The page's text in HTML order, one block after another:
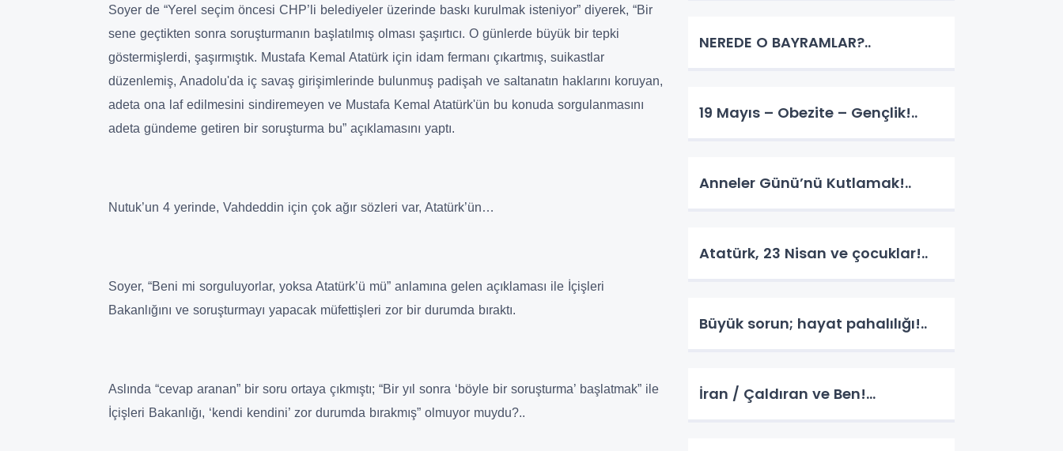
Soyer de “Yerel seçim öncesi CHP’li belediyeler üzerinde baskı kurulmak isteniyor” diyerek, “Bir
sene geçtikten sonra soruşturmanın başlatılmış olması şaşırtıcı. O günlerde büyük bir tepki
göstermişlerdi, şaşırmıştık. Mustafa Kemal Atatürk için idam fermanı çıkartmış, suikastlar
düzenlemiş, Anadolu'da iç savaş girişimlerinde bulunmuş padişah ve saltanatın haklarını koruyan,
adeta ona laf edilmesini sindiremeyen ve Mustafa Kemal Atatürk'ün bu konuda sorgulanmasını
adeta gündeme getiren bir soruşturma bu” açıklamasını yaptı.
Nutuk’un 4 yerinde, Vahdeddin için çok ağır sözleri var, Atatürk’ün…
Soyer, “Beni mi sorguluyorlar, yoksa Atatürk’ü mü” anlamına gelen açıklaması ile İçişleri
Bakanlığını ve soruşturmayı yapacak müfettişleri zor bir durumda bıraktı.
Aslında “cevap aranan” bir soru ortaya çıkmıştı; “Bir yıl sonra ‘böyle bir soruşturma’ başlatmak” ile
İçişleri Bakanlığı, ‘kendi kendini’ zor durumda bırakmış” olmuyor muydu?..
NEREDE O BAYRAMLAR?..
19 Mayıs – Obezite – Gençlik!..
Anneler Günü’nü Kutlamak!..
Atatürk, 23 Nisan ve çocuklar!..
Büyük sorun; hayat pahalılığı!..
İran / Çaldıran ve Ben!...